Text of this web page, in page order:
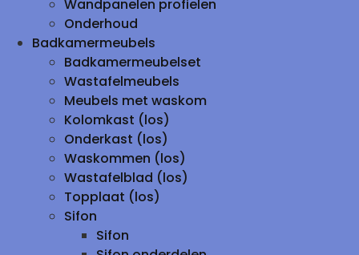
Wandpanelen profielen
Onderhoud
Badkamermeubels
Badkamermeubelset
Wastafelmeubels
Meubels met waskom
Kolomkast (los)
Onderkast (los)
Waskommen (los)
Wastafelblad (los)
Topplaat (los)
Sifon
Sifon